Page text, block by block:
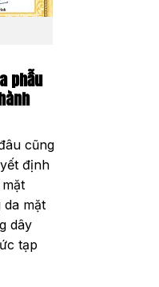
phẫu
cũng
định
da mặt
dây
tạp